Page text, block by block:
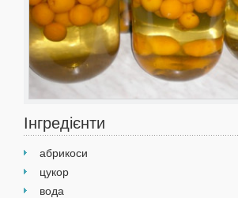
Інгредієнти
абрикоси
цукор
вода